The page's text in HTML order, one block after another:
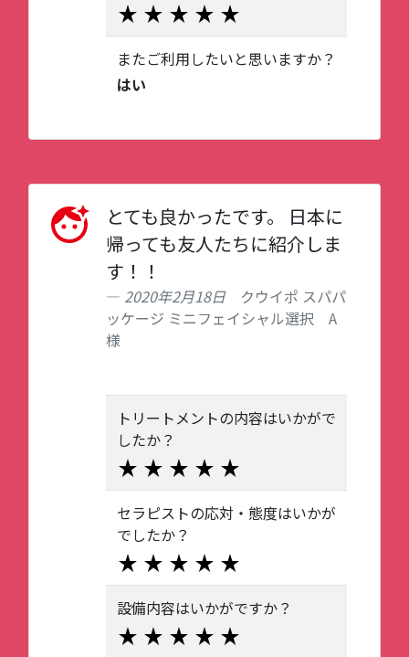
またご利用したいと思いますか？
はい
とても良かったです。 日本に
帰っても友人たちに紹介しま
す！！
2020年2月18日クウイポ スパパ
ッケージ ミニフェイシャル選択 A
様
トリートメントの内容はいかがで
したか？
セラピストの応対・態度はいかが
でしたか？
設備内容はいかがですか？